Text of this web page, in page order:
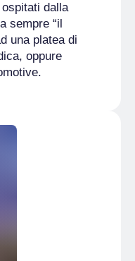
dalla
sempre “il
una platea di
oppure